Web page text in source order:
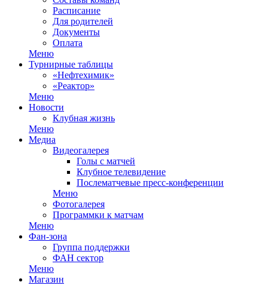
Расписание
Для родителей
Документы
Оплата
Меню
Турнирные таблицы
«Нефтехимик»
«Реактор»
Меню
Новости
Клубная жизнь
Меню
Медиа
Видеогалерея
Голы с матчей
Клубное телевидение
Послематчевые пресс-конференции
Меню
Фотогалерея
Программки к матчам
Меню
Фан-зона
Группа поддержки
ФАН сектор
Меню
Магазин